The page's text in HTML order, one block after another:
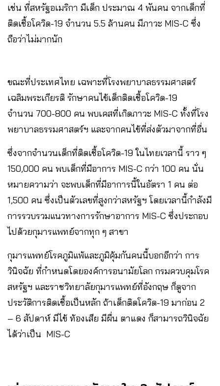
เช่น ที่สหรัฐอเมริกา มีเด็ก ประมาณ 4 พันคน จากเด็กที่
ติดเชื้อโควิด-19 จำนวน 5.5 ล้านคน มีภาวะ MIS-C ซึ่ง
ถือว่าไม่มากนัก
ขณะที่ประเทศไทย เฉพาะที่โรงพยาบาลธรรมศาสตร์
เฉลิมพระเกียรติ รักษาคนไข้เด็กติดเชื้อโควิด-19
จำนวน 700-800 คน พบเคสที่เกิดภาวะ MIS-C ทั้งที่โรง
พยาบาลธรรมศาสตร์ฯ และจากคนไข้ที่ส่งตัวมาจากที่อื่น
ซึ่งจากจำนวนเด็กที่ติดเชื้อโควิด-19 ในไทยเวลานี้ ราว ๆ
150,000 คน พบเด็กที่มีอาการ MIS-C กว่า 100 คน นั่น
หมายความว่า จะพบเด็กที่มีอาการนี้ในอัตรา 1 คน ต่อ
1,500 คน ซึ่งเป็นตัวเลขที่สูงกว่าสหรัฐฯ โดยเวลานี้กำลังมี
การรวบรวมแนวทางการรักษาอาการ MIS-C ซึ่งประกอบ
ไปด้วยกุมารแพทย์จากทุก ๆ สาขา
กุมารแพทย์โรคภูมิแพ้และภูมิคุ้มกันคนนี้บอกอีกว่า การ
วินิจฉัย ที่กำหนดโดยองค์การอนามัยโลก กรมควบคุมโรค
สหรัฐฯ และราชวิทยาลัยกุมารแพทย์ที่อังกฤษ ก็ดูจาก
ประวัติการติดเชื้อเป็นหลัก ถ้าเด็กติดโควิด-19 มาก่อน 2
– 6 สัปดาห์ มีไข้ ท้องเสีย มีผื่น ตาแดง ก็สามารถวินิจฉัย
ได้ว่าเป็น MIS-C